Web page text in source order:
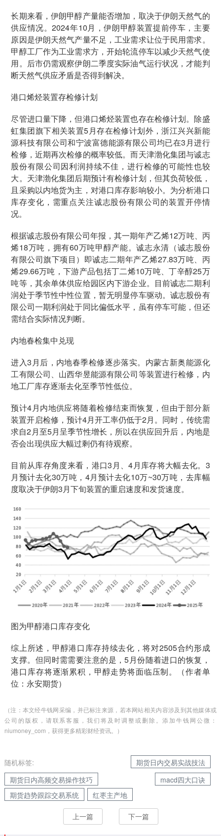
长期来看，伊朗甲醇产量能否增加，取决于伊朗天然气的
供应情况。2024年10月，伊朗甲醇装置提前停车，主要
原因是伊朗天然气产量不足，工业需求让位于民用需求。
甲醇工厂作为工业需求方，开始轮流停车以减少天然气使
用。后市仍需观察伊朗二季度实际油气运行状况，才能判
断天然气供应矛盾是否得到解决。
港口烯烃装置存检修计划
尽管进口量下降，但港口烯烃装置也存在检修计划。除盛
虹集团旗下相关装置5月存在检修计划外，浙江兴兴新能
源科技有限公司和宁波富德能源有限公司均已在3月进行
检修，近期再次检修的概率较低。而天津渤化集团与诚志
股份有限公司因利润持续不佳，进行检修的可能性也较
大。天津渤化集团后期预计有检修计划，但其负荷较低，
且采购以内地货为主，对港口库存影响较小。为分析港口
库存变化，需重点关注诚志股份有限公司的装置开停情
况。
根据诚志股份有限公司年报，其一期年产乙烯12万吨、丙
烯18万吨，拥有60万吨甲醇产能。诚志永清（诚志股份
有限公司旗下项目）即诚志二期年产乙烯27.83万吨、丙
烯29.66万吨，下游产品包括丁二烯10万吨、丁辛醇25万
吨等，其余单体供应给园区内下游企业。目前诚志二期利
润处于季节性中性位置，暂无明显停车驱动。诚志股份有
限公司一期利润处于同比偏低水平，虽有停车可能，但还
需结合实际情况判断。
内地春检集中兑现
进入3月后，内地春季检修逐步落实。内蒙古新奥能源化
工有限公司、山西华昱能源有限公司等装置进行检修，内
地工厂库存逐渐去化至季节性低位。
预计4月内地供应将随着检修结束而恢复，但由于部分新
装置开启检修，预计4月开工率仍低于2月。同时，传统需
求自2月至5月呈季节性增长，所以在供应回升后，内地是
否会出现供应大幅过剩仍有待观察。
目前从库存角度来看，港口3月、4月库存将大幅去化。3
月预计去化30万吨，4月预计去化10万~30万吨，去库幅
度取决于伊朗3月下旬装置的重启速度和发货速度。
图为甲醇港口库存变化
综上所述，甲醇港口库存持续去化，将对2505合约形成
支撑。但同时需需要注意的是，5月份随着进口的恢复，
港口库存将逐渐累积，甲醇走势将面临压制。（作者单
位：永安期货）
（注：本文经牛钱网采编，并已标注来源，若本网站相关内容涉及到其他媒体或
公司的版权，请联系客服，我们将及时调整或删除。添加牛钱网公微：
niumoney_com，获得更多精彩财经资讯。）
随机标签:
期货日内交易实战技法
期货日内高频交易操作技巧
macd四大口诀
期货趋势跟踪交易系统
红枣主产地
上一篇 下一篇